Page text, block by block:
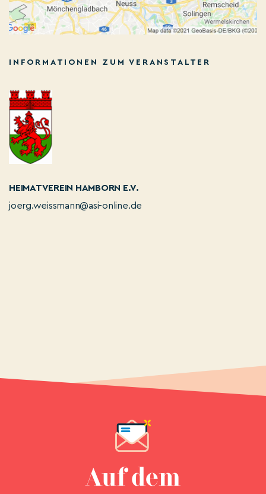
INFORMATIONEN ZUM VERANSTALTER
HEIMATVEREIN HAMBORN E.V.
joerg.weissmann@asi-online.de
Auf dem